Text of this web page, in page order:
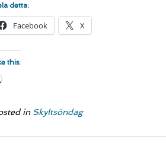
detta:
Facebook X
this:
Loading…
in Skyltsöndag